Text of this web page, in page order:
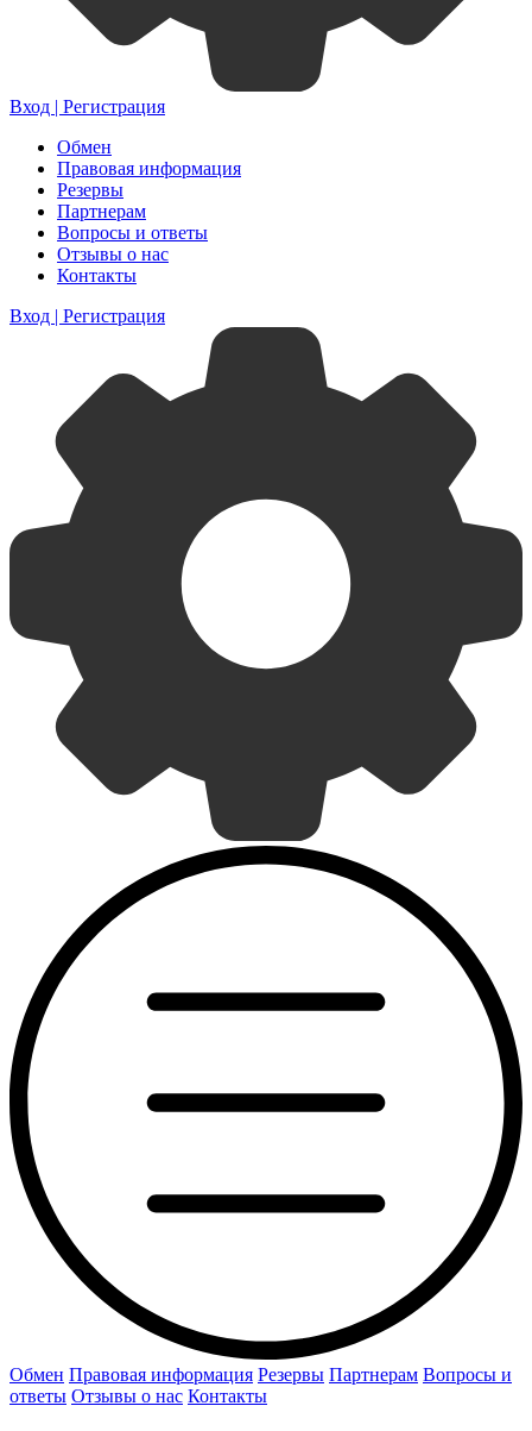
Вход | Регистрация
Обмен
Правовая информация
Резервы
Партнерам
Вопросы и ответы
Отзывы о нас
Контакты
Вход | Регистрация
Обмен Правовая информация Резервы Партнерам Вопросы и
ответы Отзывы о нас Контакты